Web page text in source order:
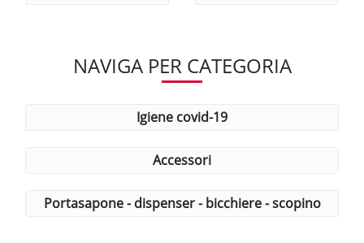
NAVIGA PER CATEGORIA
igiene covid-19
accessori
portasapone - dispenser - bicchiere - scopino